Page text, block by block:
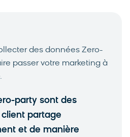
des données Zero-
passer votre marketing à
party sont des
client partage
et de manière